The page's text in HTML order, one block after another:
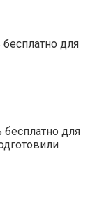
бесплатно для
для